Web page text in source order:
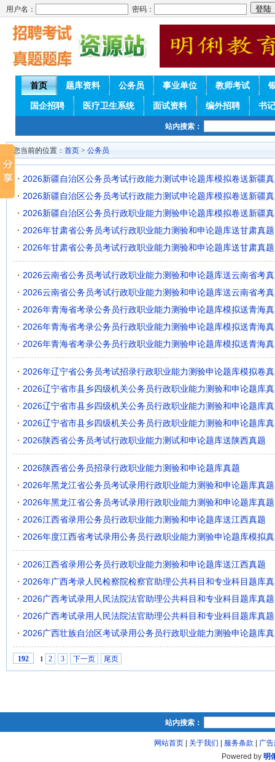
用户名： 密码：
首页 题库资料 公务员 事业单位 教师考试
国企招聘 医疗卫生系统 面试资料 编外招聘 书
站内搜索：
您当前的位置： 首页 > 公务员
2026新疆自治区公务员考试行政能力测试申论题库模拟卷送新疆
2026新疆自治区公务员考试行政能力测试申论题库模拟卷送新疆
2026新疆自治区公务员行政职业能力测验申论题库模拟卷送新疆
2026年甘肃省公务员考试行政职业能力测验和申论题库送甘肃真题
2026年甘肃省公务员考试行政职业能力测验和申论题库送甘肃真题
2026云南省公务员考试行政职业能力测验和申论题库送云南省考
2026云南省公务员考试行政职业能力测验和申论题库送云南省考
2026年青海省考录公务员行政职业能力测验申论题库模拟送青海
2026年青海省考录公务员行政职业能力测验申论题库模拟送青海
2026年青海省考录公务员行政职业能力测验申论题库模拟送青海
2026年辽宁省公务员考试招录行政职业能力测验申论题库模拟卷
2026辽宁省市县乡四级机关公务员行政职业能力测验和申论题库
2026辽宁省市县乡四级机关公务员行政职业能力测验和申论题库
2026辽宁省市县乡四级机关公务员行政职业能力测验和申论题库
2026陕西省公务员考试行政职业能力测试和申论题库送陕西真题
2026陕西省公务员招录行政职业能力测验和申论题库真题
2026年黑龙江省公务员考试录用行政职业能力测验和申论题库真题
2026年黑龙江省公务员考试录用行政职业能力测验和申论题库真题
2026江西省录用公务员行政职业能力测验和申论题库送江西真题
2026年度江西省考试录用公务员行政职业能力测验申论题库模拟
2026江西省录用公务员行政职业能力测验和申论题库送江西真题
2026年广西考录人民检察院检察官助理公共科目和专业科目题库
2026广西考试录用人民法院法官助理公共科目和专业科目题库真题
2026广西考试录用人民法院法官助理公共科目和专业科目题库真题
2026广西壮族自治区考试录用公务员行政职业能力测验申论题库
192 1 2 3 下一页 尾页
站内搜索：
网站首页| 关于我们 服务条款
广
Powered by 明